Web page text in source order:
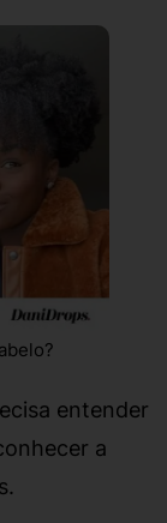
entender
a